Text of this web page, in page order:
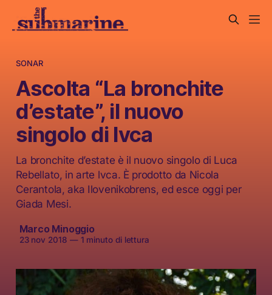
SONAR
Ascolta “La bronchite
d’estate”, il nuovo
singolo di lvca
La bronchite d’estate è il nuovo singolo di Luca
Rebellato, in arte lvca. È prodotto da Nicola
Cerantola, aka Ilovenikobrens, ed esce oggi per
Giada Mesi.
Marco Minoggio
23 nov 2018 —1 minuto di lettura